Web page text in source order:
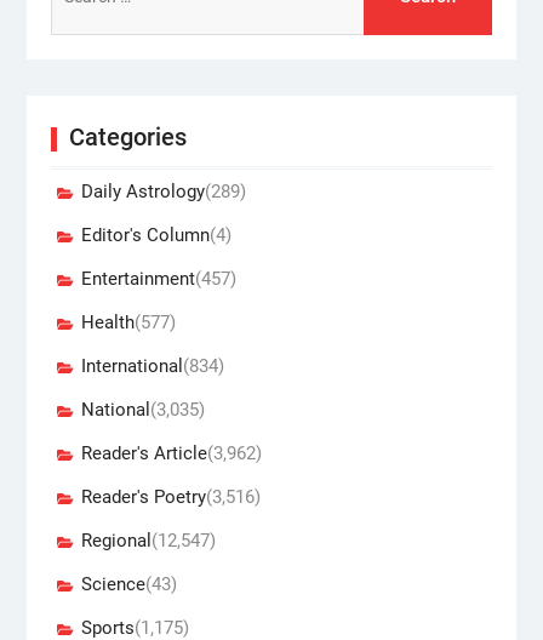
Categories
Daily Astrology(289)
Editor's Column(4)
Entertainment(457)
Health(577)
International (834)
National (3,035)
Reader's Article(3,962)
Reader's Poetry(3,516)
Regional (12,547)
Science(43)
Sports(1,175)